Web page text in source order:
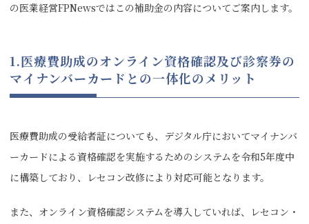
の医業経営FPNewsではこの補助金の内容についてご案内します。
1.医療費助成のオンライン資格確認及び診察券の
マイナンバーカードとの一体化のメリット
医療費助成の受給者証についても、デジタル庁においてマイナンバ
ーカードによる資格確認を実施するためのシステムを令和5年度中
に構築しており、レセコン改修により対応可能となります。
また、オンライン資格確認システムを導入していれば、レセコン・